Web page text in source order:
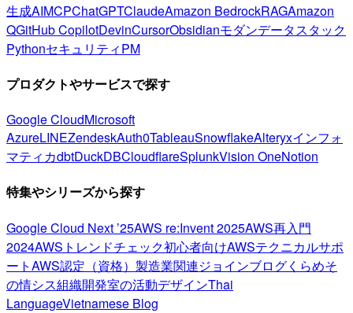
生成AIMCPChatGPTClaudeAmazon BedrockRAGAmazon
QGitHub CopilotDevinCursorObsidianモダンデータスタック
PythonセキュリティPM
プロダクトやサービスで探す
Google CloudMicrosoft
AzureLINEZendeskAuth0TableauSnowflakeAlteryxインフォ
マティカdbtDuckDBCloudflareSplunkVision OneNotion
特集やシリーズから探す
Google Cloud Next ’25AWS re:Invent 2025AWS再入門
2024AWSトレンドチェック初心者向けAWSテクニカルサポ
ートAWS認定（資格） 製造業関連ジョインブログくらめそ
の情シス組織開発室の活動デザインThai
LanguageVietnamese Blog